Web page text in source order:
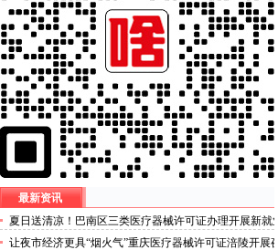
最新资讯
夏日送清凉！巴南区三类医疗器械许可证办理开展新就业
群体慰问活动
让夜市经济更具“烟火气”重庆医疗器械许可证涪陵开展夜